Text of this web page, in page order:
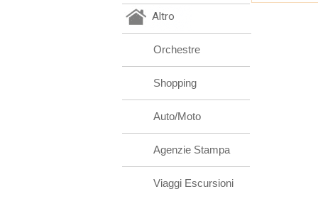
Altro
Orchestre
Shopping
Auto/Moto
Agenzie Stampa
Viaggi Escursioni